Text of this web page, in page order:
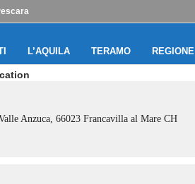
L’AQUILA TERAMO REGIONE
Anzuca, 66023 Francavilla al Mare CH